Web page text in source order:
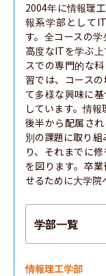
2004年に情報理
報系学部として
す。全コースの
高度なITを学ぶ
スでの専門的な
習では、コース
て多様な興味に
しています。情
後半から配属さ
別の課題に取り
り、それまでに
を図ります。卒
せるために大学院
学部一覧
情報理工学部